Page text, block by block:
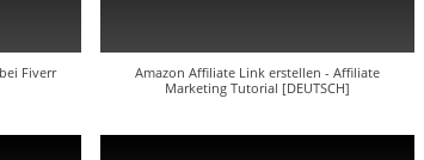
Fiverr
Amazon Affiliate Link erstellen - Affiliate
Marketing Tutorial [DEUTSCH]